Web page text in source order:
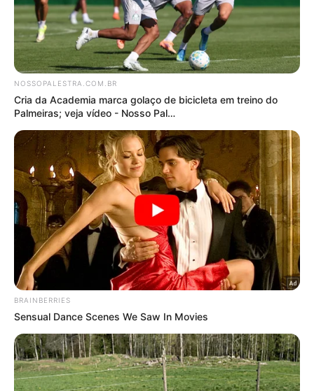
01/08/2023 14:20
Compartilhar
SE Palmeiras x Atlético Mineiro, durante partida da Copa
Libertadores, no Estádio Mineirão. (Foto: Cesar Greco)
O Palmeiras enfrentará o Atlético-MG pela
Libertadores na próxima quarta-feira (2) em partida
realizada no Mineirão. Para o confronto, o Verdão,
segundo apurou oNOSSO PALESTRA, contará com
2 mil torcedores no estádio devido a um acordo de
reciprocidade entre as duas diretorias para que as
torcidas visitantes tenham a mesma carga de
ingressos.
Conheça o canal do Nosso Palestra no Youtube!
Cliqueaqui.
Siga o Nosso Palestra noTwittere noInstagram/
Ouça oNPCast!